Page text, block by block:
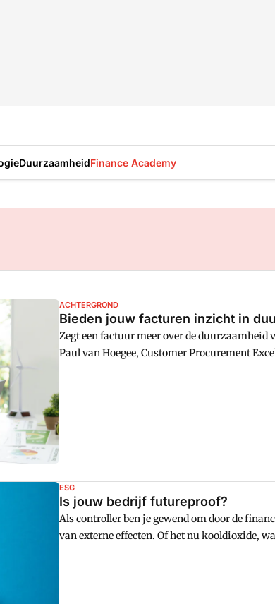
DuurzaamheidFinance Academy
ACHTERGROND
Bieden jouw facturen inzicht in
Zegt een factuur meer over de duurzaamheid
Paul van Hoegee, Customer Procurement
ESG
Is jouw bedrijf futureproof?
Als controller ben je gewend om door de
van externe effecten. Of het nu kooldioxide,